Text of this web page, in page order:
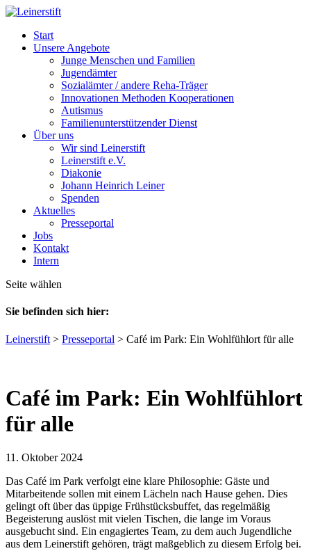
Start
Unsere Angebote
Junge Menschen und Familien
Jugendämter
Sozialämter / andere Reha-Träger
Innovationen Methoden Kooperationen
Autismus
Familienunterstützender Dienst
Über uns
Wir sind Leinerstift
Leinerstift e.V.
Diakonie
Johann Heinrich Leiner
Spenden
Aktuelles
Presseportal
Jobs
Kontakt
Intern
Seite wählen
Sie befinden sich hier:
Leinerstift > Presseportal > Café im Park: Ein Wohlfühlort für alle
Café im Park: Ein Wohlfühlort
für alle
11. Oktober 2024
Das Café im Park verfolgt eine klare Philosophie: Gäste und
Mitarbeitende sollen mit einem Lächeln nach Hause gehen. Dies
gelingt oft über das üppige Frühstücksbuffet, das regelmäßig
Begeisterung auslöst mit vielen Tischen, die lange im Voraus
ausgebucht sind. Ein engagiertes Team, zu dem auch Jugendliche
aus dem Leinerstift gehören, trägt maßgeblich zu diesem Erfolg bei.